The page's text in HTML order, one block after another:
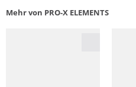
Mehr von PRO-X ELEMENTS